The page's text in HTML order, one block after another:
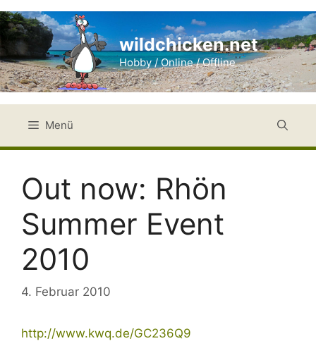
Zum
Inhalt
springen
wildchicken.net
Hobby / Online / Offline
Menü
Out now: Rhön
Summer Event
2010
4. Februar 2010
http://www.kwq.de/GC236Q9